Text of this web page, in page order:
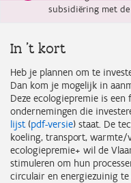
subsidiëring met
In 't kort
Heb je plannen om te
Dan kom je mogelijk in
Deze ecologiepremie is
ondernemingen die
lijst(pdf-versie) staat. De
koeling, transport, warmte/
ecologiepremie+ wil de
stimuleren om hun
circulair en energiezuinig te